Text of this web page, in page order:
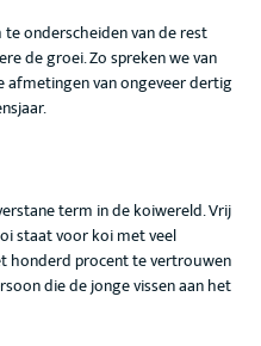
onderscheiden van de rest
de groei. Zo spreken we van
afmetingen van ongeveer dertig
term in de koiwereld. Vrij
staat voor koi met veel
honderd procent te vertrouwen
die de jonge vissen aan het